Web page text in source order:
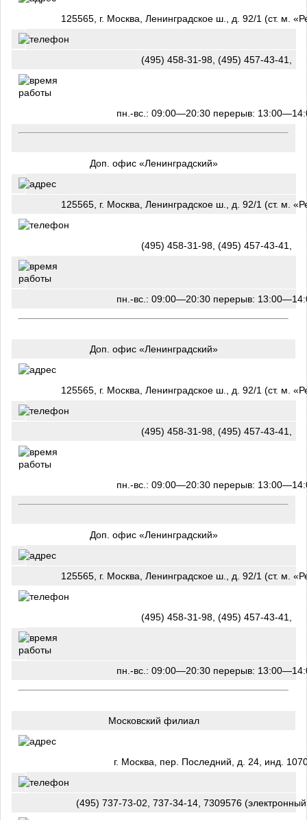
125565, г. Москва, Ленинградское ш., д. 92/1 (ст. м.
(495) 458-31-98, (495) 457-43-41,
пн.-вс.: 09:00—20:30 перерыв:
Доп. офис «Ленинградский»
125565, г. Москва, Ленинградское ш., д. 92/1 (ст. м.
(495) 458-31-98, (495) 457-43-41,
пн.-вс.: 09:00—20:30 перерыв:
Доп. офис «Ленинградский»
125565, г. Москва, Ленинградское ш., д. 92/1 (ст. м.
(495) 458-31-98, (495) 457-43-41,
пн.-вс.: 09:00—20:30 перерыв:
Доп. офис «Ленинградский»
125565, г. Москва, Ленинградское ш., д. 92/1 (ст. м.
(495) 458-31-98, (495) 457-43-41,
пн.-вс.: 09:00—20:30 перерыв:
Московский филиал
г. Москва, пер. Последний, д. 24, инд.
(495) 737-73-02, 737-34-14, 7309576 (электронный